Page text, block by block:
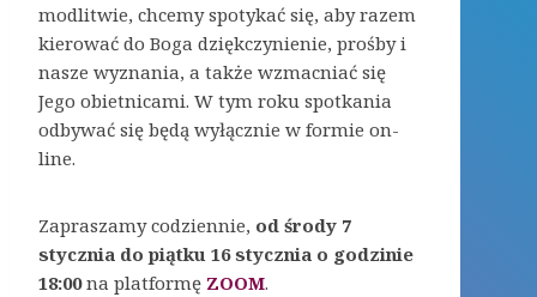
modlitwie, chcemy spotykać się, aby razem
kierować do Boga dziękczynienie, prośby i
nasze wyznania, a także wzmacniać się
Jego obietnicami. W tym roku spotkania
odbywać się będą wyłącznie w formie on-
line.
Zapraszamy codziennie, od środy 7
stycznia do piątku 16 stycznia o godzinie
18:00na platformę ZOOM.